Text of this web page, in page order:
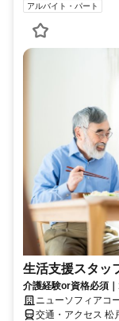
アルバイト・パート
生活支援スタッ
介護経験or資格必須
ニューソフィアコ
交通・アクセス 松